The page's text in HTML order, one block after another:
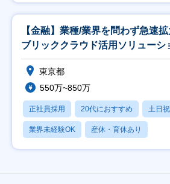
【金融】業種/業界を問わず急速
ブリッククラウド活用ソリューシ
東京都
550万~850万
正社員採用 20代におすすめ 土日
業界未経験OK 産休・育休あり